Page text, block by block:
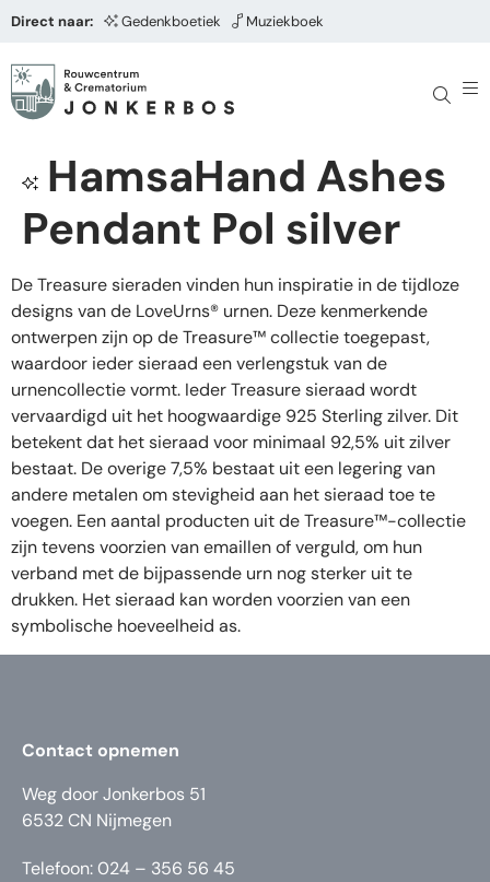
Direct naar: Gedenkboetiek Muziekboek
HamsaHand Ashes
Pendant Pol silver
De Treasure sieraden vinden hun inspiratie in de tijdloze
designs van de LoveUrns® urnen. Deze kenmerkende
ontwerpen zijn op de Treasure™ collectie toegepast,
waardoor ieder sieraad een verlengstuk van de
urnencollectie vormt. Ieder Treasure sieraad wordt
vervaardigd uit het hoogwaardige 925 Sterling zilver. Dit
betekent dat het sieraad voor minimaal 92,5% uit zilver
bestaat. De overige 7,5% bestaat uit een legering van
andere metalen om stevigheid aan het sieraad toe te
voegen. Een aantal producten uit de Treasure™-collectie
zijn tevens voorzien van emaillen of verguld, om hun
verband met de bijpassende urn nog sterker uit te
drukken. Het sieraad kan worden voorzien van een
symbolische hoeveelheid as.
Contact opnemen
Weg door Jonkerbos 51
6532 CN Nijmegen
Telefoon: 024 – 356 56 45